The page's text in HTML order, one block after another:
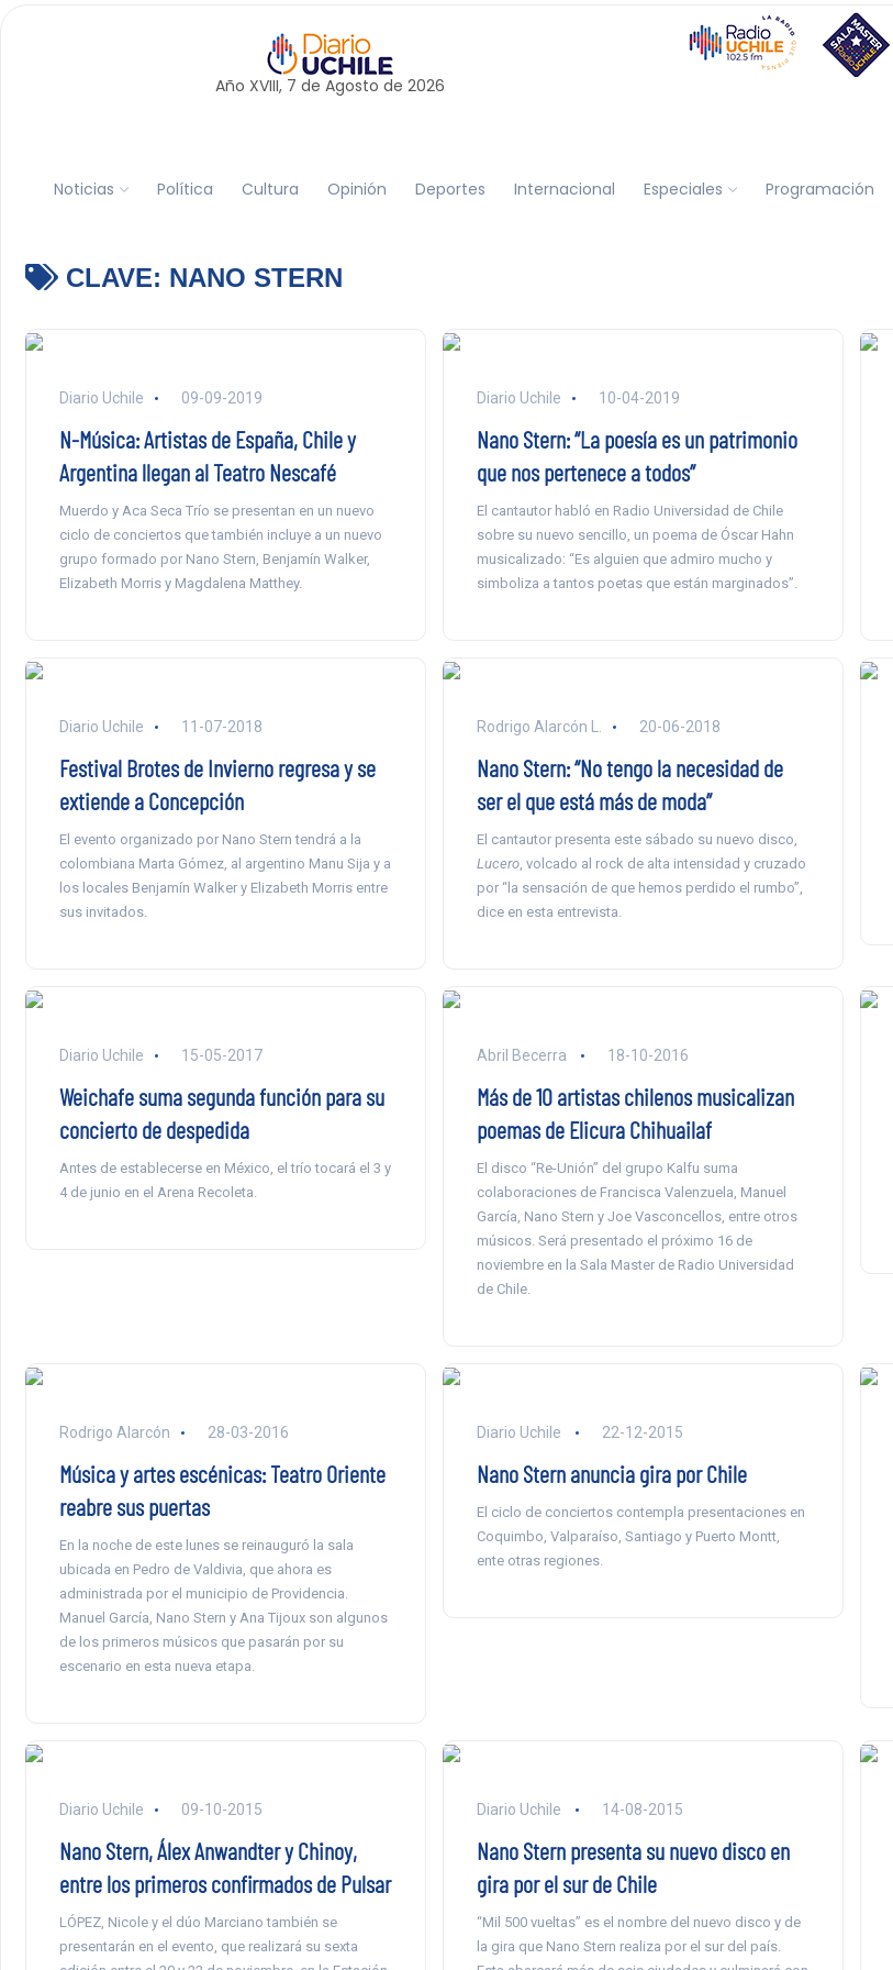
Año XVIII, 7 de Agosto de 2026
Noticias Política Cultura Opinión Deportes Internacional Especiales Programación
CLAVE: NANO STERN
Diario Uchile 09-09-2019
N-Música: Artistas de España, Chile y
Argentina llegan al Teatro Nescafé
Muerdo y Aca Seca Trío se presentan en un nuevo
ciclo de conciertos que también incluye a un nuevo
grupo formado por Nano Stern, Benjamín Walker,
Elizabeth Morris y Magdalena Matthey.
Diario Uchile 10-04-2019
Nano Stern: “La poesía es un patrimonio
que nos pertenece a todos”
El cantautor habló en Radio Universidad de Chile
sobre su nuevo sencillo, un poema de Óscar Hahn
musicalizado: “Es alguien que admiro mucho y
simboliza a tantos poetas que están marginados”.
Diario Uchile 11-07-2018
Festival Brotes de Invierno regresa y se
extiende a Concepción
El evento organizado por Nano Stern tendrá a la
colombiana Marta Gómez, al argentino Manu Sija y a
los locales Benjamín Walker y Elizabeth Morris entre
sus invitados.
Rodrigo Alarcón L. 20-06-2018
Nano Stern: “No tengo la necesidad de
ser el que está más de moda”
El cantautor presenta este sábado su nuevo disco,
Lucero, volcado al rock de alta intensidad y cruzado
por “la sensación de que hemos perdido el rumbo”,
dice en esta entrevista.
Diario Uchile 15-05-2017
Weichafe suma segunda función para su
concierto de despedida
Antes de establecerse en México, el trío tocará el 3 y
4 de junio en el Arena Recoleta.
Abril Becerra 18-10-2016
Más de 10 artistas chilenos musicalizan
poemas de Elicura Chihuailaf
El disco “Re-Unión” del grupo Kalfu suma
colaboraciones de Francisca Valenzuela, Manuel
García, Nano Stern y Joe Vasconcellos, entre otros
músicos. Será presentado el próximo 16 de
noviembre en la Sala Master de Radio Universidad
de Chile.
Rodrigo Alarcón 28-03-2016
Música y artes escénicas: Teatro Oriente
reabre sus puertas
En la noche de este lunes se reinauguró la sala
ubicada en Pedro de Valdivia, que ahora es
administrada por el municipio de Providencia.
Manuel García, Nano Stern y Ana Tijoux son algunos
de los primeros músicos que pasarán por su
escenario en esta nueva etapa.
Diario Uchile 22-12-2015
Nano Stern anuncia gira por Chile
El ciclo de conciertos contempla presentaciones en
Coquimbo, Valparaíso, Santiago y Puerto Montt,
ente otras regiones.
Diario Uchile 09-10-2015
Nano Stern, Álex Anwandter y Chinoy,
entre los primeros confirmados de Pulsar
LÓPEZ, Nicole y el dúo Marciano también se
presentarán en el evento, que realizará su sexta
Diario Uchile 14-08-2015
Nano Stern presenta su nuevo disco en
gira por el sur de Chile
“Mil 500 vueltas” es el nombre del nuevo disco y de
la gira que Nano Stern realiza por el sur del país.